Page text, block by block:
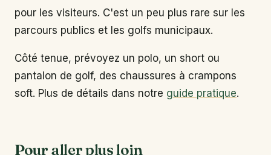
pour les visiteurs. C'est un peu plus rare sur les
parcours publics et les golfs municipaux.
Côté tenue, prévoyez un polo, un short ou
pantalon de golf, des chaussures à crampons
soft. Plus de détails dans notre guide pratique.
Pour aller plus loin